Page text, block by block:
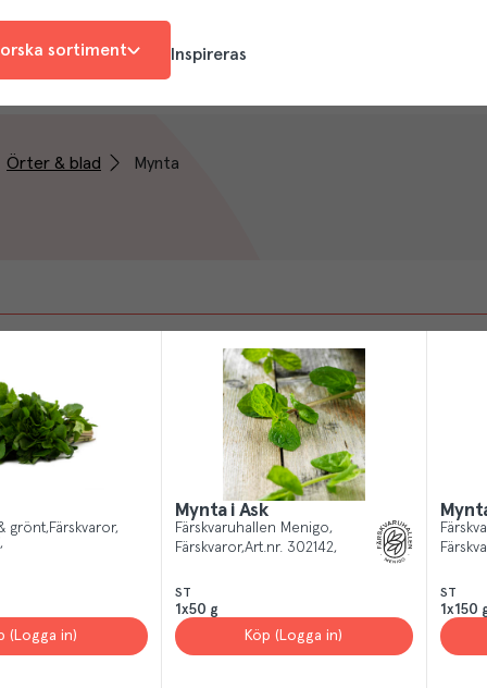
sortiment Inspireras
Örter & blad Mynta
grönt Färskvaror
(Logga in)
Mynta i Ask
Färskvaruhallen Menigo
Färskvaror Art.nr. 302142
ST
1x50 g
Köp (Logga in)
ST
1x150